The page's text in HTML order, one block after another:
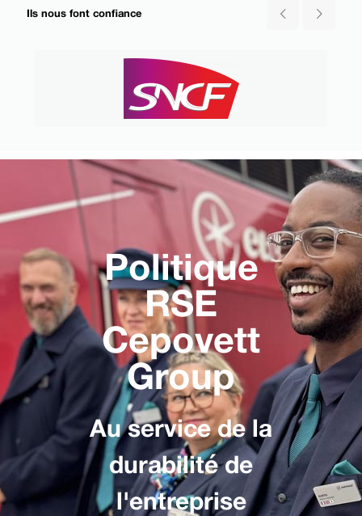
Ils nous font confiance
Politique
RSE
Cepovett
Group
Au service de la
durabilité de
l'entreprise